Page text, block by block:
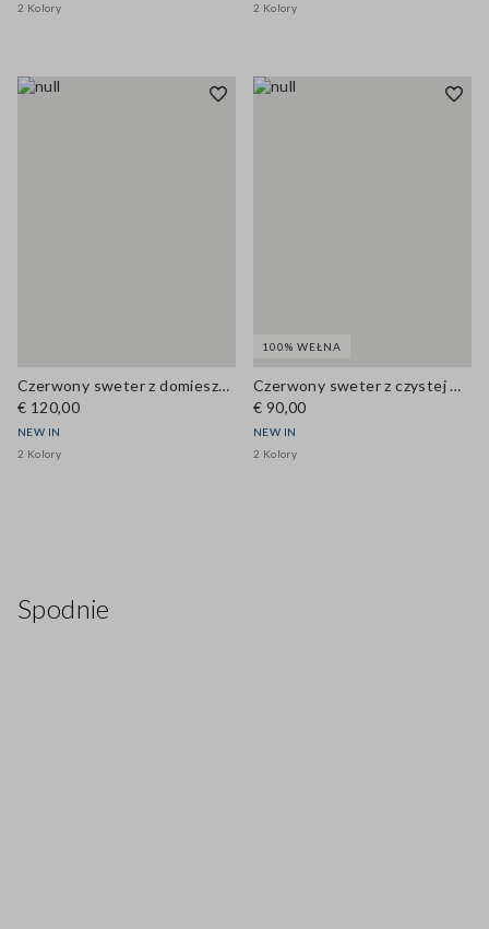
2 Kolory
2 Kolory
Czerwony sweter z domieszką wiskozy z okrągłym dekoltem i guzikami, krój regular
€ 120,00
NEW IN
2 Kolory
100% WEŁNA
Czerwony sweter z czystej wełny, regular fit
€ 90,00
NEW IN
2 Kolory
Spodnie